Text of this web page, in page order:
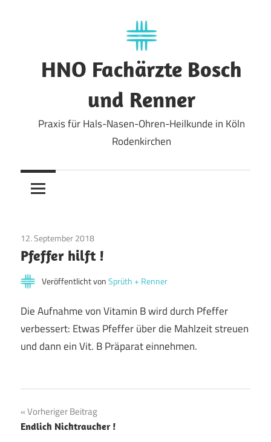
HNO Fachärzte Bosch
und Renner
Praxis für Hals-Nasen-Ohren-Heilkunde in Köln
Rodenkirchen
12. September 2018
Pfeffer hilft !
Veröffentlicht vonSprüth + Renner
Die Aufnahme von Vitamin B wird durch Pfeffer
verbessert: Etwas Pfeffer über die Mahlzeit streuen
und dann ein Vit. B Präparat einnehmen.
Beitragsnavigation
Vorheriger Beitrag
Endlich Nichtraucher !